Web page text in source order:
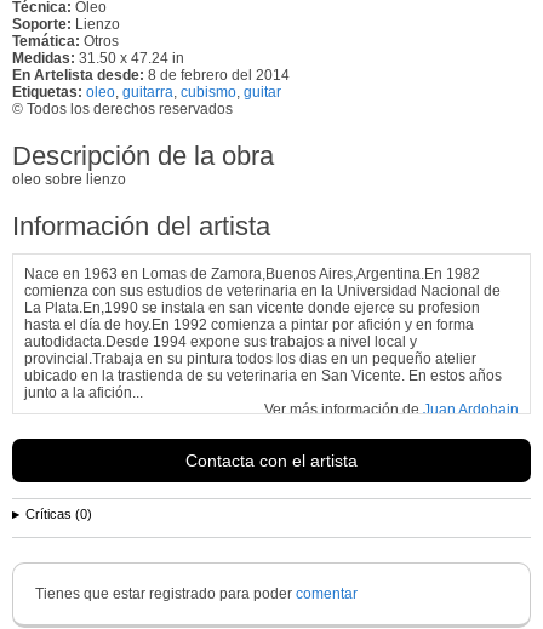
Técnica: Óleo
Soporte: Lienzo
Temática: Otros
Medidas: 31.50 x 47.24 in
En Artelista desde: 8 de febrero del 2014
Etiquetas: oleo, guitarra, cubismo, guitar
© Todos los derechos reservados
Descripción de la obra
oleo sobre lienzo
Información del artista
Nace en 1963 en Lomas de Zamora,Buenos Aires,Argentina.En 1982
comienza con sus estudios de veterinaria en la Universidad Nacional de
La Plata.En,1990 se instala en san vicente donde ejerce su profesion
hasta el día de hoy.En 1992 comienza a pintar por afición y en forma
autodidacta.Desde 1994 expone sus trabajos a nivel local y
provincial.Trabaja en su pintura todos los dias en un pequeño atelier
ubicado en la trastienda de su veterinaria en San Vicente. En estos años
junto a la afición...
Ver más información deJuan Ardohain
Contacta con el artista
Críticas (0)
Tienes que estar registrado para poder comentar